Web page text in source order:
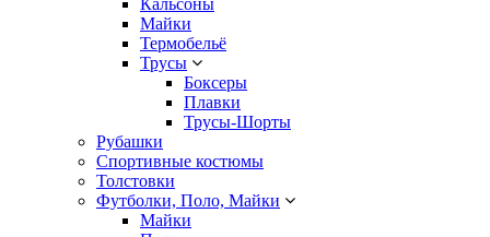
Кальсоны
Майки
Термобельё
Трусы
Боксеры
Плавки
Трусы-Шорты
Рубашки
Спортивные костюмы
Толстовки
Футболки, Поло, Майки
Майки